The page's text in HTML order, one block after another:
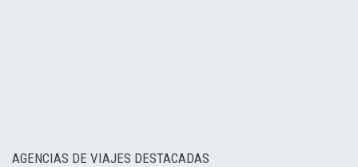
AGENCIAS DE VIAJES DESTACADAS